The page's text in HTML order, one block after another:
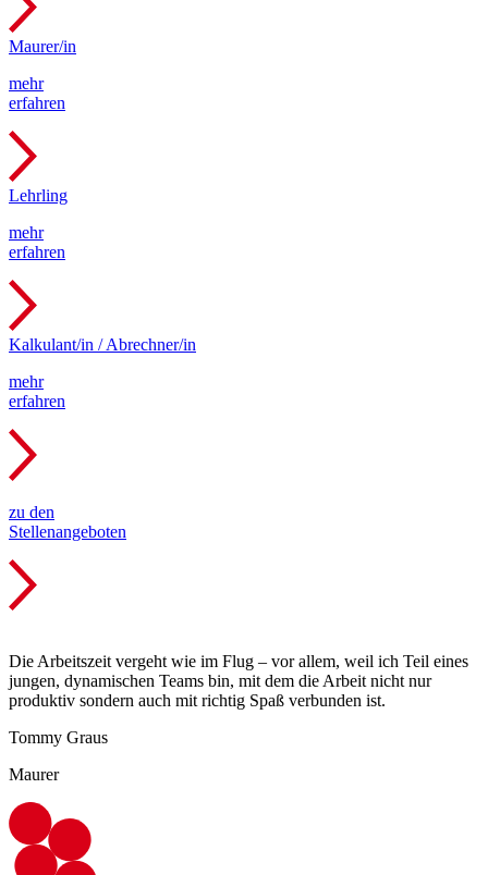
Maurer/in
mehr
erfahren
Lehrling
mehr
erfahren
Kalkulant/in / Abrechner/in
mehr
erfahren
zu den
Stellenangeboten
Die Arbeitszeit vergeht wie im Flug – vor allem, weil ich Teil eines
jungen, dynamischen Teams bin, mit dem die Arbeit nicht nur
produktiv sondern auch mit richtig Spaß verbunden ist.
Tommy Graus
Maurer